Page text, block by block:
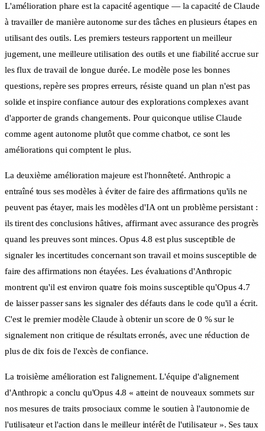
L'amélioration phare est la capacité agentique — la capacité de Claude
à travailler de manière autonome sur des tâches en plusieurs étapes en
utilisant des outils. Les premiers testeurs rapportent un meilleur
jugement, une meilleure utilisation des outils et une fiabilité accrue sur
les flux de travail de longue durée. Le modèle pose les bonnes
questions, repère ses propres erreurs, résiste quand un plan n'est pas
solide et inspire confiance autour des explorations complexes avant
d'apporter de grands changements. Pour quiconque utilise Claude
comme agent autonome plutôt que comme chatbot, ce sont les
améliorations qui comptent le plus.
La deuxième amélioration majeure est l'honnêteté. Anthropic a
entraîné tous ses modèles à éviter de faire des affirmations qu'ils ne
peuvent pas étayer, mais les modèles d'IA ont un problème persistant :
ils tirent des conclusions hâtives, affirmant avec assurance des progrès
quand les preuves sont minces. Opus 4.8 est plus susceptible de
signaler les incertitudes concernant son travail et moins susceptible de
faire des affirmations non étayées. Les évaluations d'Anthropic
montrent qu'il est environ quatre fois moins susceptible qu'Opus 4.7
de laisser passer sans les signaler des défauts dans le code qu'il a écrit.
C'est le premier modèle Claude à obtenir un score de 0 % sur le
signalement non critique de résultats erronés, avec une réduction de
plus de dix fois de l'excès de confiance.
La troisième amélioration est l'alignement. L'équipe d'alignement
d'Anthropic a conclu qu'Opus 4.8 « atteint de nouveaux sommets sur
nos mesures de traits prosociaux comme le soutien à l'autonomie de
l'utilisateur et l'action dans le meilleur intérêt de l'utilisateur ». Ses taux